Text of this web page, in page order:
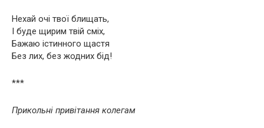
Нехай очі твої блищать,
І буде щирим твій сміх,
Бажаю істинного щастя
Без лих, без жодних бід!
***
Прикольні привітання колегам